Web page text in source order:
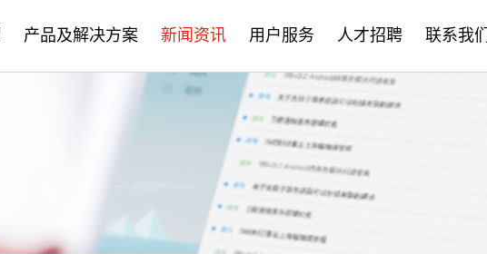
产品及解决方案 新闻资讯
公司新闻
用户服务
培训学习
文档下载
常见问题
人才招聘
社会招聘
校园招聘
联系我们